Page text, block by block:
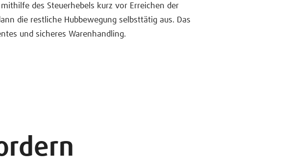
des Steuerhebels kurz vor Erreichen der
die restliche Hubbewegung selbsttätig aus. Das
und sicheres Warenhandling.